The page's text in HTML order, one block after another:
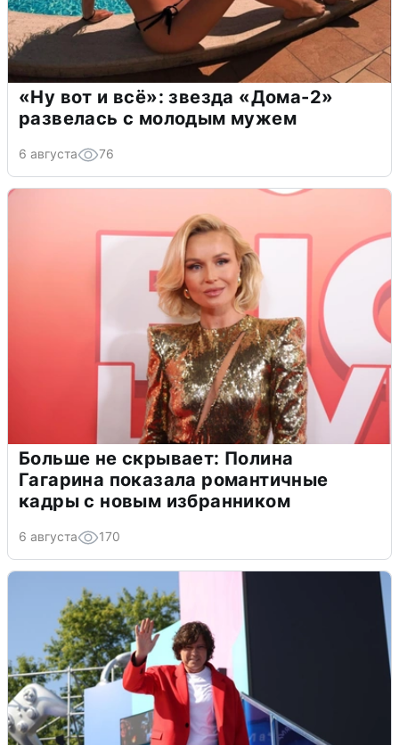
«Ну вот и всё»: звезда «Дома-2»
развелась с молодым мужем
6 августа 76
Больше не скрывает: Полина
Гагарина показала романтичные
кадры с новым избранником
6 августа 170